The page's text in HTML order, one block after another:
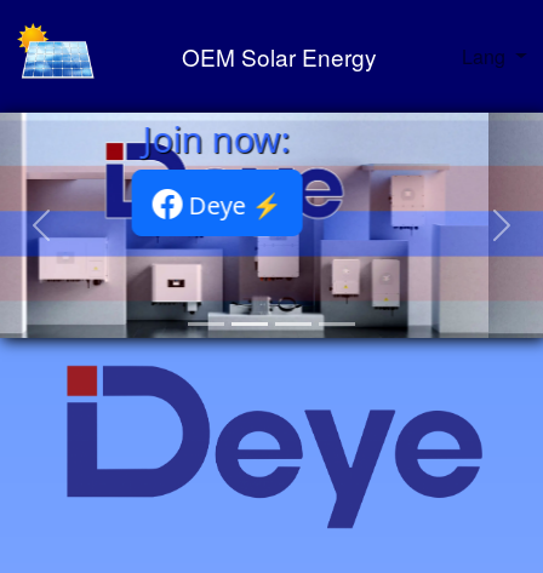
OEM Solar Energy Lang
Deye Portfolio ⚡